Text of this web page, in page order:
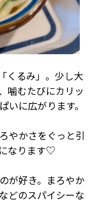
くるみ」。少し大
噛むたびにカリッ
いに広がります。
やかさをぐっと引
なります♡
が好き。まろやか
どのスパイシーな